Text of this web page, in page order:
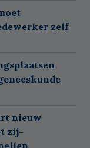
zelf
nieuw
zij-